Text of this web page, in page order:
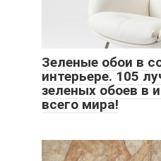
Зеленые обои в
интерьере. 105
зеленых обоев в
всего мира!